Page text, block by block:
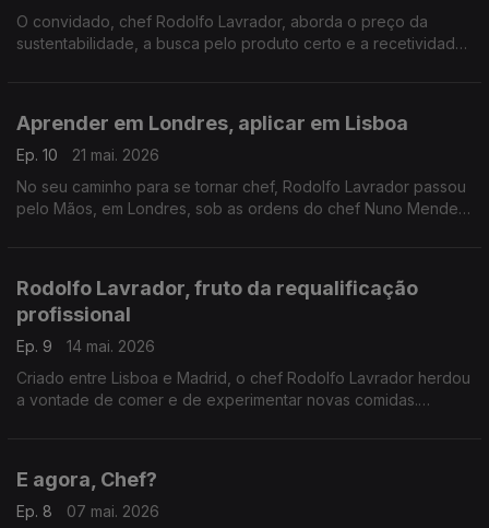
O convidado, chef Rodolfo Lavrador, aborda o preço da
sustentabilidade, a busca pelo produto certo e a recetividade
Aprender em Londres, aplicar em Lisboa
Ep. 10
21 mai. 2026
No seu caminho para se tornar chef, Rodolfo Lavrador passou
pelo Mãos, em Londres, sob as ordens do chef Nuno Mendes.
Rodolfo Lavrador, fruto da requalificação
profissional
Ep. 9
14 mai. 2026
Criado entre Lisboa e Madrid, o chef Rodolfo Lavrador herdou
a vontade de comer e de experimentar novas comidas.
E agora, Chef?
Ep. 8
07 mai. 2026